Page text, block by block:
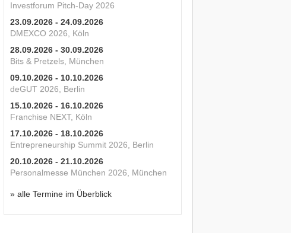
Investforum Pitch-Day 2026
23.09.2026 - 24.09.2026
DMEXCO 2026, Köln
28.09.2026 - 30.09.2026
Bits & Pretzels, München
09.10.2026 - 10.10.2026
deGUT 2026, Berlin
15.10.2026 - 16.10.2026
Franchise NEXT, Köln
17.10.2026 - 18.10.2026
Entrepreneurship Summit 2026, Berlin
20.10.2026 - 21.10.2026
Personalmesse München 2026, München
» alle Termine im Überblick